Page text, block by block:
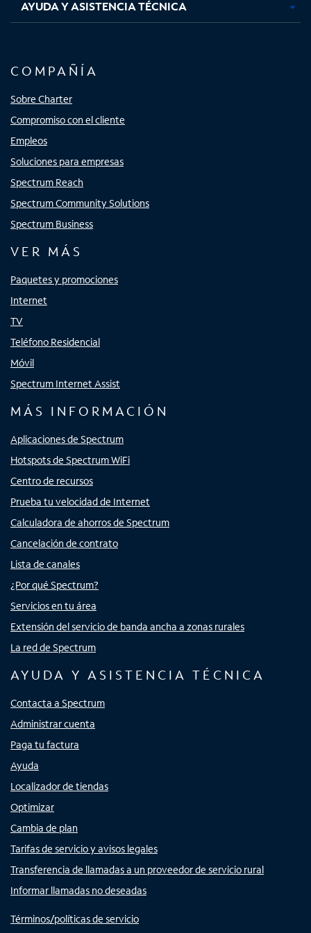
AYUDA Y ASISTENCIA TÉCNICA
COMPAÑÍA
Sobre Charter
Compromiso con el cliente
Empleos
Soluciones para empresas
Spectrum Reach
Spectrum Community Solutions
Spectrum Business
VER MÁS
Paquetes y promociones
Internet
TV
Teléfono Residencial
Móvil
Spectrum Internet Assist
MÁS INFORMACIÓN
Aplicaciones de Spectrum
Hotspots de Spectrum WiFi
Centro de recursos
Prueba tu velocidad de Internet
Calculadora de ahorros de Spectrum
Cancelación de contrato
Lista de canales
¿Por qué Spectrum?
Servicios en tu área
Extensión del servicio de banda ancha a zonas rurales
La red de Spectrum
AYUDA Y ASISTENCIA TÉCNICA
Contacta a Spectrum
Administrar cuenta
Paga tu factura
Ayuda
Localizador de tiendas
Optimizar
Cambia de plan
Tarifas de servicio y avisos legales
Transferencia de llamadas a un proveedor de servicio rural
Informar llamadas no deseadas
Términos/políticas de servicio